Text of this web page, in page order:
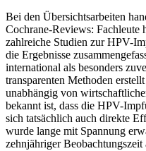
Bei den Übersichtsarbeiten
Cochrane-Reviews:
zahlreiche Studien zur HPV-
die Ergebnisse
international als besonders
transparenten Methoden
unabhängig von
bekannt ist, dass die HPV-
sich tatsächlich auch direkte
wurde lange mit Spannung
zehnjähriger Beobachtungszeit